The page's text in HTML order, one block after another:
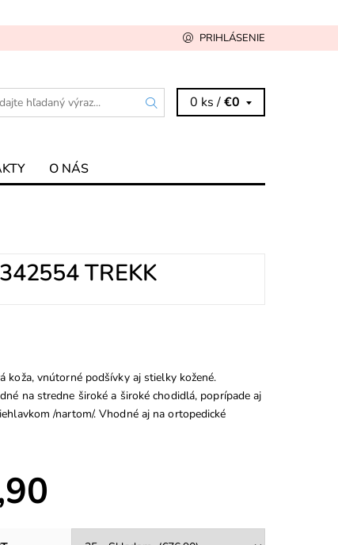
PRIHLÁSENIE
0 ks /€0
O NÁS
TREKK
koža, vnútorné podšívky aj stielky kožené.
na stredne široké a široké chodidlá, poprípade aj
/nartom/. Vhodné aj na ortopedické